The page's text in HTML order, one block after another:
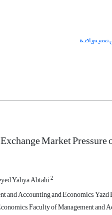
Market
Yahya Abtahi2
and Accounting and Economics,
Faculty of Management